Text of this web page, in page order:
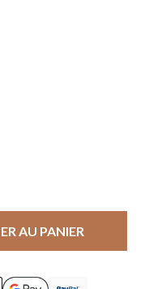
AU PANIER